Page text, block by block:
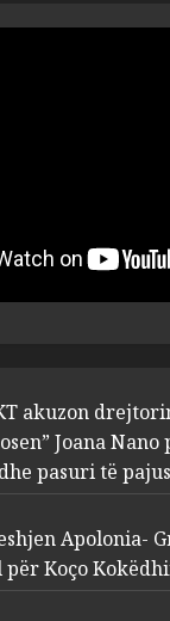
“bosen”
abuzim me
pasuri të
Apolonia-
procedim
Kokëdhimën
MARCH 27, 2025
FOTO/
sulmuan
akuzon
Joana
pasuri të
Apolonia-
Koço